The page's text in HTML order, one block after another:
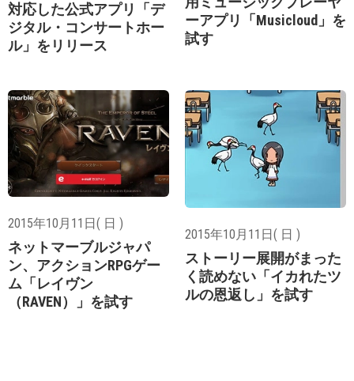
対応した公式アプリ「デ
ジタル・コンサートホー
ル」をリリース
ーアプリ「Musicloud」を
試す
2015年10月11日( 日 )
ネットマーブルジャパ
ン、アクションRPGゲー
ム「レイヴン
（RAVEN）」を試す
2015年10月11日( 日 )
ストーリー展開がまった
く読めない「イカれたツ
ルの恩返し」を試す